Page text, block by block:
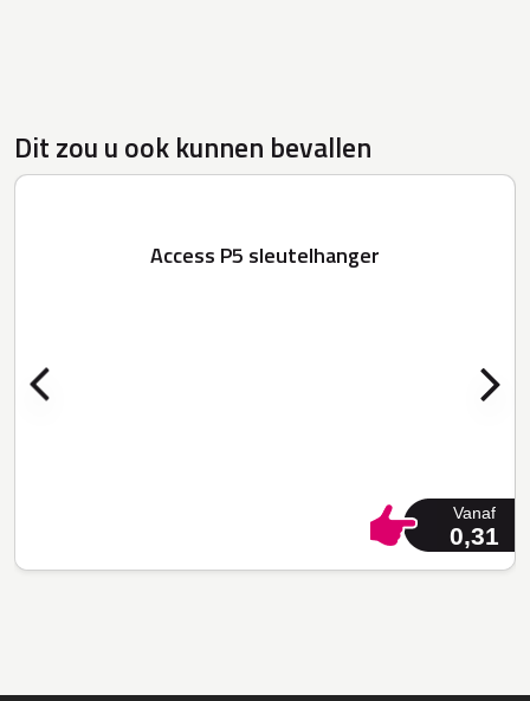
Dit zou u ook kunnen bevallen
Access P5 sleutelhanger
Vanaf
0,31